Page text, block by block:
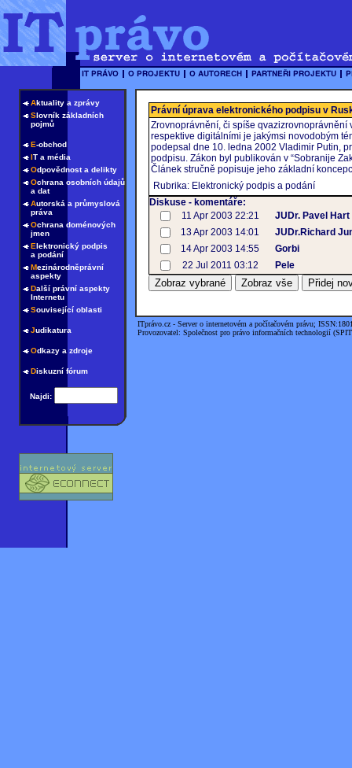
Aktuality a zprávy
Slovník základních
pojmů
E-obchod
IT a média
Odpovědnost a delikty
Ochrana osobních údajů
a dat
Autorská a průmyslová
práva
Ochrana doménových
jmen
Elektronický podpis
a podání
Mezinárodněprávní
aspekty
Další právní aspekty
Internetu
Související oblasti
Judikatura
Odkazy a zdroje
Diskuzní fórum
Najdi:
Právní úprava elektronického podpisu v
Zrovnoprávnění, či spíše
respektive digitálními je jakýmsi novodobým
podepsal dne 10. ledna 2002 Vladimir Putin,
podpisu. Zákon byl publikován v “Sobranije
Článek stručně popisuje jeho základní
Rubrika: Elektronický podpis a podání
Diskuse - komentáře:
11 Apr 2003 22:21
JUDr. Pavel Hart
13 Apr 2003 14:01
JUDr.Richard
14 Apr 2003 14:55
Gorbi
22 Jul 2011 03:12
Pele
ITprávo.cz - Server o internetovém a počítačovém právu;
Provozovatel: Společnost pro právo informačních technologií